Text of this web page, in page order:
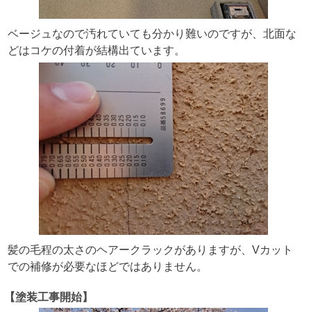
ベージュなので汚れていても分かり難いのですが、北面な
どはコケの付着が結構出ています。
髪の毛程の太さのヘアークラックがありますが、Vカット
での補修が必要なほどではありません。
【塗装工事開始】